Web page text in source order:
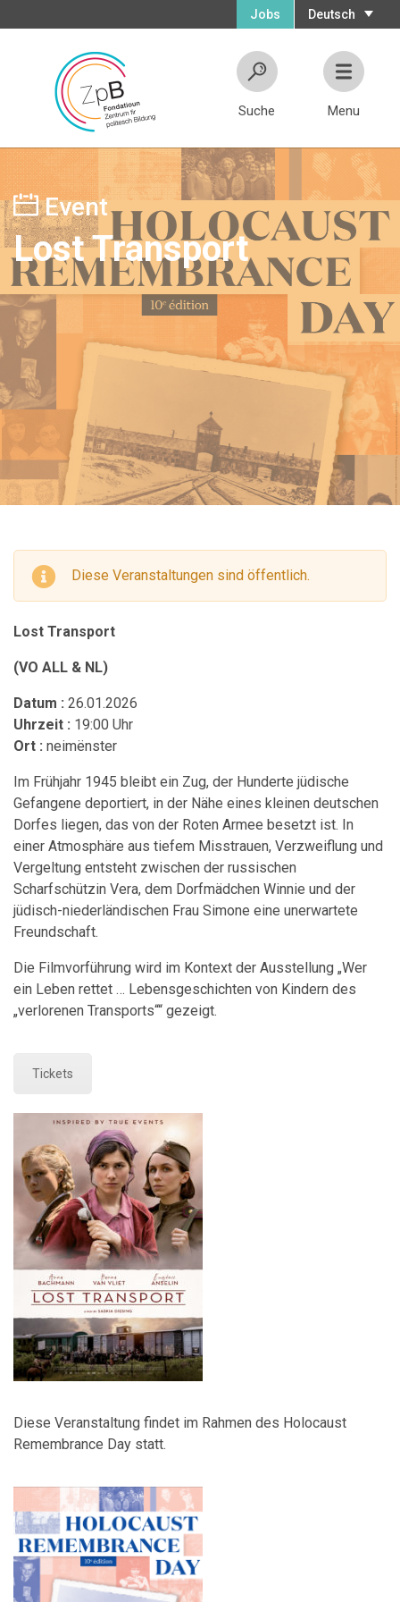
Deutsch
Jobs
Suche Menu
Event
Lost Transport
Diese Veranstaltungen sind öffentlich.
Lost Transport
(VO ALL & NL)
Datum : 26.01.2026
Uhrzeit : 19:00 Uhr
Ort : neimënster
Im Frühjahr 1945 bleibt ein Zug, der Hunderte jüdische
Gefangene deportiert, in der Nähe eines kleinen deutschen
Dorfes liegen, das von der Roten Armee besetzt ist. In
einer Atmosphäre aus tiefem Misstrauen, Verzweiflung und
Vergeltung entsteht zwischen der russischen
Scharfschützin Vera, dem Dorfmädchen Winnie und der
jüdisch-niederländischen Frau Simone eine unerwartete
Freundschaft.
Die Filmvorführung wird im Kontext der Ausstellung „Wer
ein Leben rettet … Lebensgeschichten von Kindern des
„verlorenen Transports““ gezeigt.
Tickets
Diese Veranstaltung findet im Rahmen des Holocaust
Remembrance Day statt.